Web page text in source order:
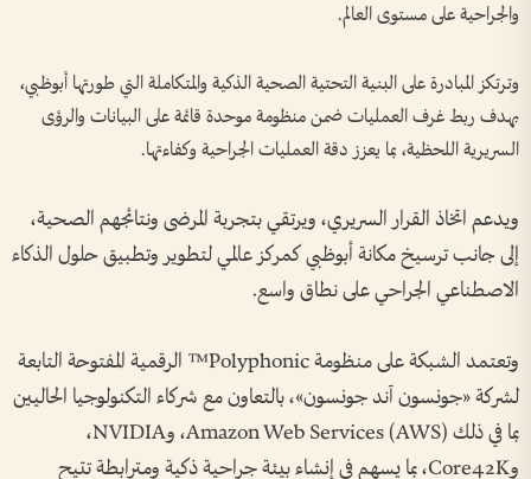
والجراحية على مستوى العالم.
وترتكز المبادرة على البنية التحتية الصحية الذكية والمتكاملة التي طورتها أبوظبي،
بهدف ربط غرف العمليات ضمن منظومة موحدة قائمة على البيانات والرؤى
السريرية اللحظية، بما يعزز دقة العمليات الجراحية وكفاءتها.
ويدعم اتخاذ القرار السريري، ويرتقي بتجربة المرضى ونتائجهم الصحية،
إلى جانب ترسيخ مكانة أبوظبي كمركز عالمي لتطوير وتطبيق حلول الذكاء
الاصطناعي الجراحي على نطاق واسع.
وتعتمد الشبكة على منظومة Polyphonic™ الرقمية المفتوحة التابعة
لشركة «جونسون آند جونسون»، بالتعاون مع شركاء التكنولوجيا الحاليين
بما في ذلك (Amazon Web Services (AWS، وNVIDIA،
وCore42K، بما يسهم في إنشاء بيئة جراحية ذكية ومترابطة تتيح